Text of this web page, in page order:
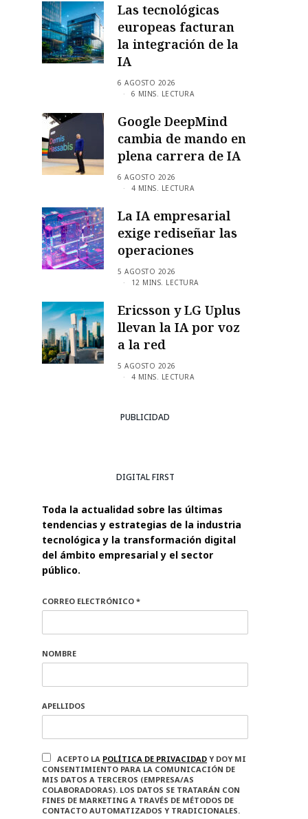
Las tecnológicas
europeas facturan
la integración de la
IA
6 AGOSTO 2026
6 MINS. LECTURA
Google DeepMind
cambia de mando en
plena carrera de IA
6 AGOSTO 2026
4 MINS. LECTURA
La IA empresarial
exige rediseñar las
operaciones
5 AGOSTO 2026
12 MINS. LECTURA
Ericsson y LG Uplus
llevan la IA por voz
a la red
5 AGOSTO 2026
4 MINS. LECTURA
PUBLICIDAD
DIGITAL FIRST
Toda la actualidad sobre las últimas
tendencias y estrategias de la industria
tecnológica y la transformación digital
del ámbito empresarial y el sector
público.
CORREO ELECTRÓNICO *
NOMBRE
APELLIDOS
ACEPTO LA POLÍTICA DE PRIVACIDAD Y DOY MI
CONSENTIMIENTO PARA LA COMUNICACIÓN DE
MIS DATOS A TERCEROS (EMPRESA/AS
COLABORADORAS). LOS DATOS SE TRATARÁN CON
FINES DE MARKETING A TRAVÉS DE MÉTODOS DE
CONTACTO AUTOMATIZADOS Y TRADICIONALES.